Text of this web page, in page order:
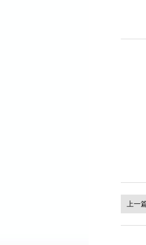
上一